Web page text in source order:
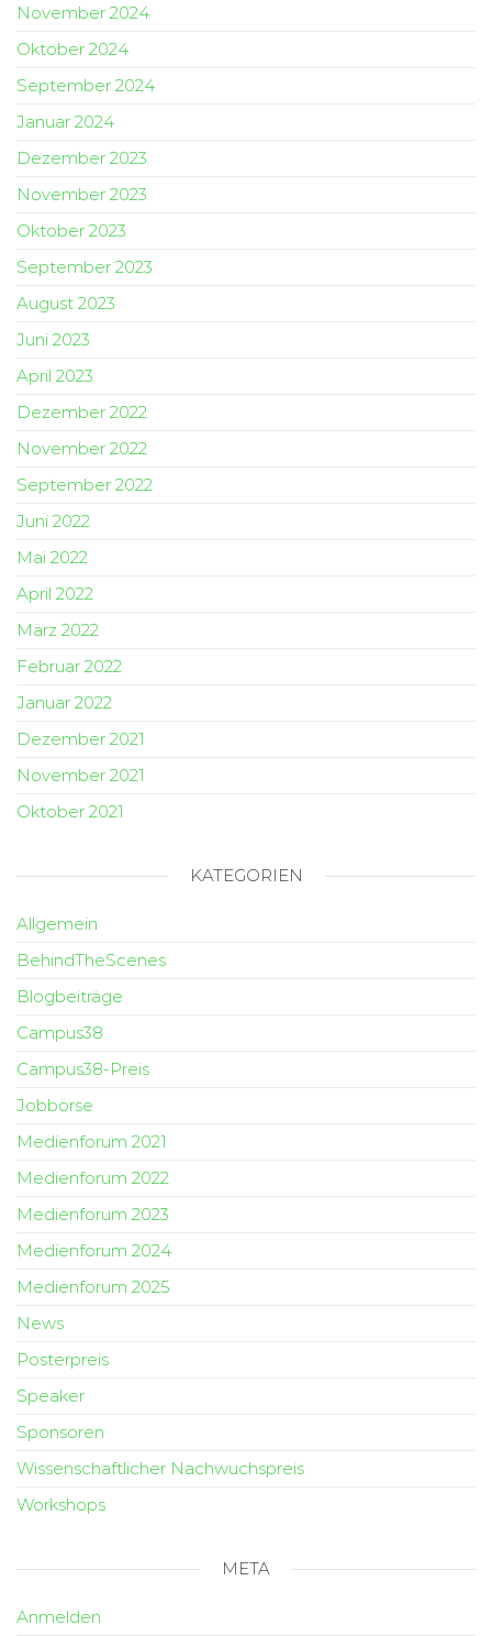
November 2024
Oktober 2024
September 2024
Januar 2024
Dezember 2023
November 2023
Oktober 2023
September 2023
August 2023
Juni 2023
April 2023
Dezember 2022
November 2022
September 2022
Juni 2022
Mai 2022
April 2022
März 2022
Februar 2022
Januar 2022
Dezember 2021
November 2021
Oktober 2021
KATEGORIEN
Allgemein
BehindTheScenes
Blogbeiträge
Campus38
Campus38-Preis
Jobbörse
Medienforum 2021
Medienforum 2022
Medienforum 2023
Medienforum 2024
Medienforum 2025
News
Posterpreis
Speaker
Sponsoren
Wissenschaftlicher Nachwuchspreis
Workshops
META
Anmelden